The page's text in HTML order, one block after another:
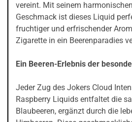
vereint. Mit seinem
Geschmack ist dieses Liquid
fruchtiger und erfrischender
Zigarette in ein Beerenparadies
Ein Beeren-Erlebnis der
Jeder Zug des Jokers Cloud
Raspberry Liquids entfaltet die
Blaubeeren, ergänzt durch die